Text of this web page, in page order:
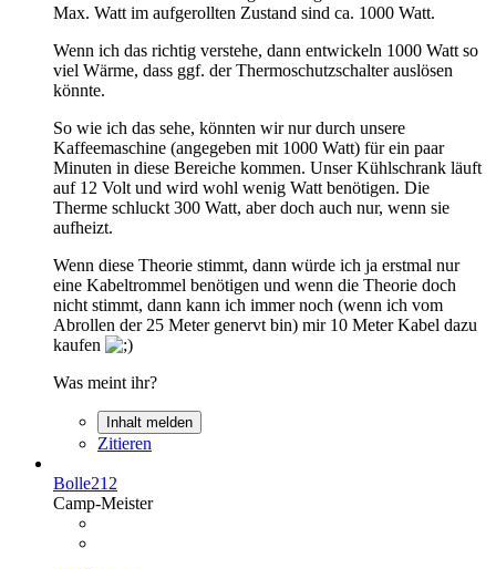
Max. Watt im aufgerollten Zustand sind ca. 1000 Watt.
Wenn ich das richtig verstehe, dann entwickeln 1000 Watt so
viel Wärme, dass ggf. der Thermoschutzschalter auslösen
könnte.
So wie ich das sehe, könnten wir nur durch unsere
Kaffeemaschine (angegeben mit 1000 Watt) für ein paar
Minuten in diese Bereiche kommen. Unser Kühlschrank läuft
auf 12 Volt und wird wohl wenig Watt benötigen. Die
Therme schluckt 300 Watt, aber doch auch nur, wenn sie
aufheizt.
Wenn diese Theorie stimmt, dann würde ich ja erstmal nur
eine Kabeltrommel benötigen und wenn die Theorie doch
nicht stimmt, dann kann ich immer noch (wenn ich vom
Abrollen der 25 Meter genervt bin) mir 10 Meter Kabel dazu
kaufen
Was meint ihr?
Inhalt melden
Zitieren
Bolle212
Camp-Meister